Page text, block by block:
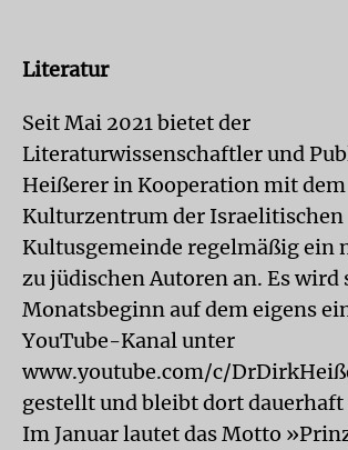
Literatur
Seit Mai 2021 bietet der
Literaturwissenschaftler und
Heißerer in Kooperation mit dem
Kulturzentrum der Israelitischen
Kultusgemeinde regelmäßig ein
zu jüdischen Autoren an. Es wird
Monatsbeginn auf dem eigens
YouTube-Kanal unter
www.youtube.com/c/
gestellt und bleibt dort
Im Januar lautet das Motto